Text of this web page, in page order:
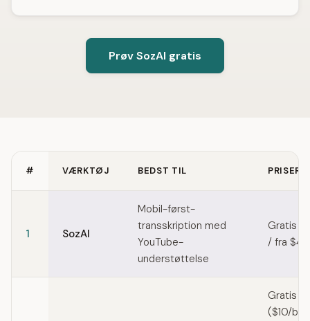
Prøv SozAI gratis
# VÆRKTØJ BEDST TIL PRISER
1 SozAI
Mobil-først-
transskription med
YouTube-
understøttelse
Gratis
/ fra
Gratis /
($10/